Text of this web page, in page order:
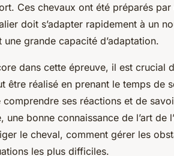
Ces chevaux ont été préparés
doit s’adapter rapidement à un
grande capacité d’adaptation.
dans cette épreuve, il est crucial
être réalisé en prenant le temps de
ses réactions et de
bonne connaissance de l’art de
le cheval, comment gérer les
les plus difficiles.